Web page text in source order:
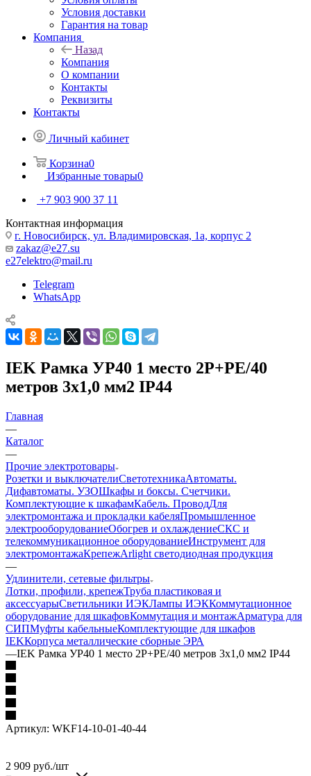
Условия доставки
Гарантия на товар
Компания
Назад
Компания
О компании
Контакты
Реквизиты
Контакты
Личный кабинет
Корзина0
Избранные товары0
+7 903 900 37 11
Контактная информация
г. Новосибирск, ул. Владимировская, 1а, корпус 2
zakaz@e27.su
e27elektro@mail.ru
Telegram
WhatsApp
IEK Рамка УР40 1 место 2Р+PE/40
метров 3х1,0 мм2 IP44
Главная
—
Каталог
—
Прочие электротовары
Розетки и выключателиСветотехникаАвтоматы.
Дифавтоматы. УЗОШкафы и боксы. Счетчики.
Комплектующие к шкафамКабель. ПроводДля
электромонтажа и прокладки кабеляПромышленное
электрооборудованиеОбогрев и охлаждениеСКС и
телекоммуникационное оборудованиеИнструмент для
электромонтажаКрепежArlight светодиодная продукция
—
Удлинители, сетевые фильтры
Лотки, профили, крепежТруба пластиковая и
аксессуарыСветильники ИЭКЛампы ИЭККоммутационное
оборудование для шкафовКоммутация и монтажАрматура для
СИПМуфты кабельныеКомплектующие для шкафов
IEKКорпуса металлические сборные ЭРА
—IEK Рамка УР40 1 место 2Р+PE/40 метров 3х1,0 мм2 IP44
Артикул: WKF14-10-01-40-44
2 909 руб./шт